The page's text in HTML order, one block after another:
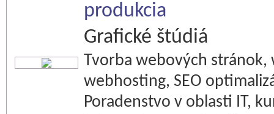
produkcia
Grafické štúdiá
Tvorba webových
webhosting, SEO
Poradenstvo v oblasti IT,